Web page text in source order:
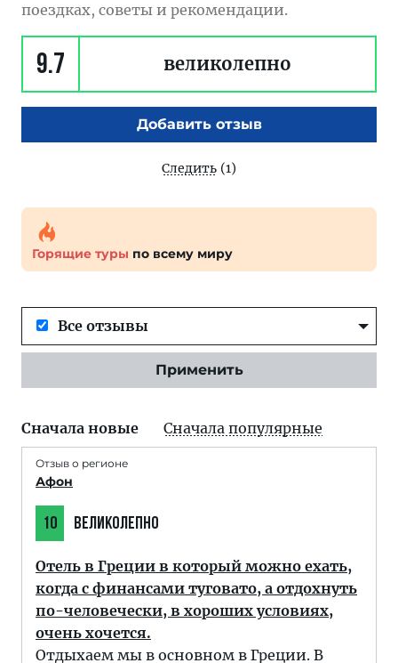
поездках, советы и рекомендации.
9.7 великолепно
Добавить отзыв
Следить (1)
Горящие туры по всему миру
Все отзывы
Применить
Сначала новые Сначала популярные
Отзыв о регионе
Афон
10 ВЕЛИКОЛЕПНО
Отель в Греции в который можно ехать,
когда с финансами туговато, а отдохнуть
по-человечески, в хороших условиях,
очень хочется.
Отдыхаем мы в основном в Греции. В